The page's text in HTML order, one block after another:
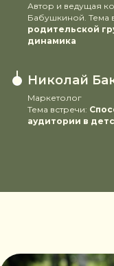
Автор и ведущая
Бабушкиной. Тема
родительской
динамика
Николай
Маркетолог
Тема встречи:
аудитории в